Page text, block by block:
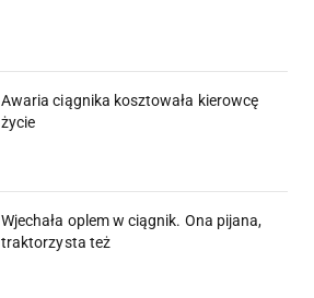
Awaria ciągnika kosztowała kierowcę
życie
Wjechała oplem w ciągnik. Ona pijana,
traktorzysta też